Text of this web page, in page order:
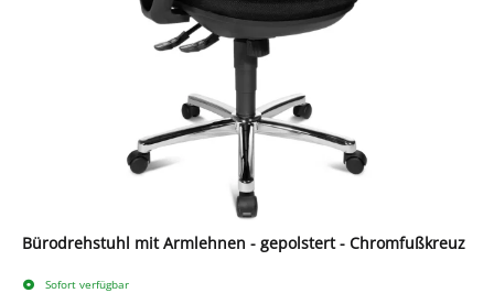
Bürodrehstuhl mit Armlehnen - gepolstert - Chromfußkreuz
Sofort verfügbar